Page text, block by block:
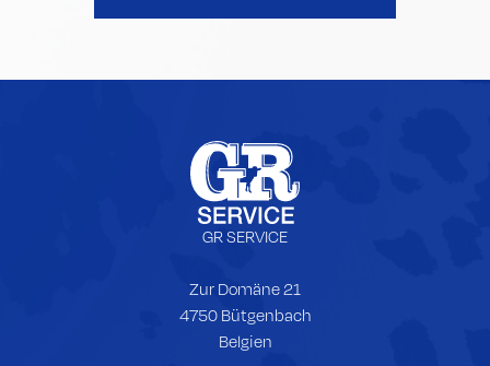
GR SERVICE
Zur Domäne 21
4750 Bütgenbach
Belgien